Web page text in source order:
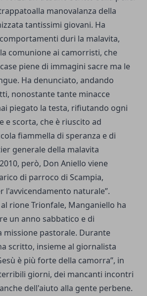
manovalanza della
tantissimi giovani. Ha
duri la malavita,
comunione ai camorristi, che
piene di immagini sacre ma le
Ha denunciato, andando
nonostante tante minacce
piegato la testa, rifiutando ogni
e scorta, che è riuscito ad
fiammella di speranza e di
generale della malavita
però, Don Aniello viene
di parroco di Scampia,
l'avvicendamento naturale”.
rione Trionfale, Manganiello ha
un anno sabbatico e di
missione pastorale. Durante
scritto, insieme al giornalista
è più forte della camorra”, in
giorni, dei mancanti incontri
dell'aiuto alla gente perbene.